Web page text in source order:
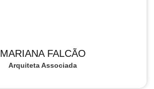
MARIANA FALCÃO
Arquiteta Associada